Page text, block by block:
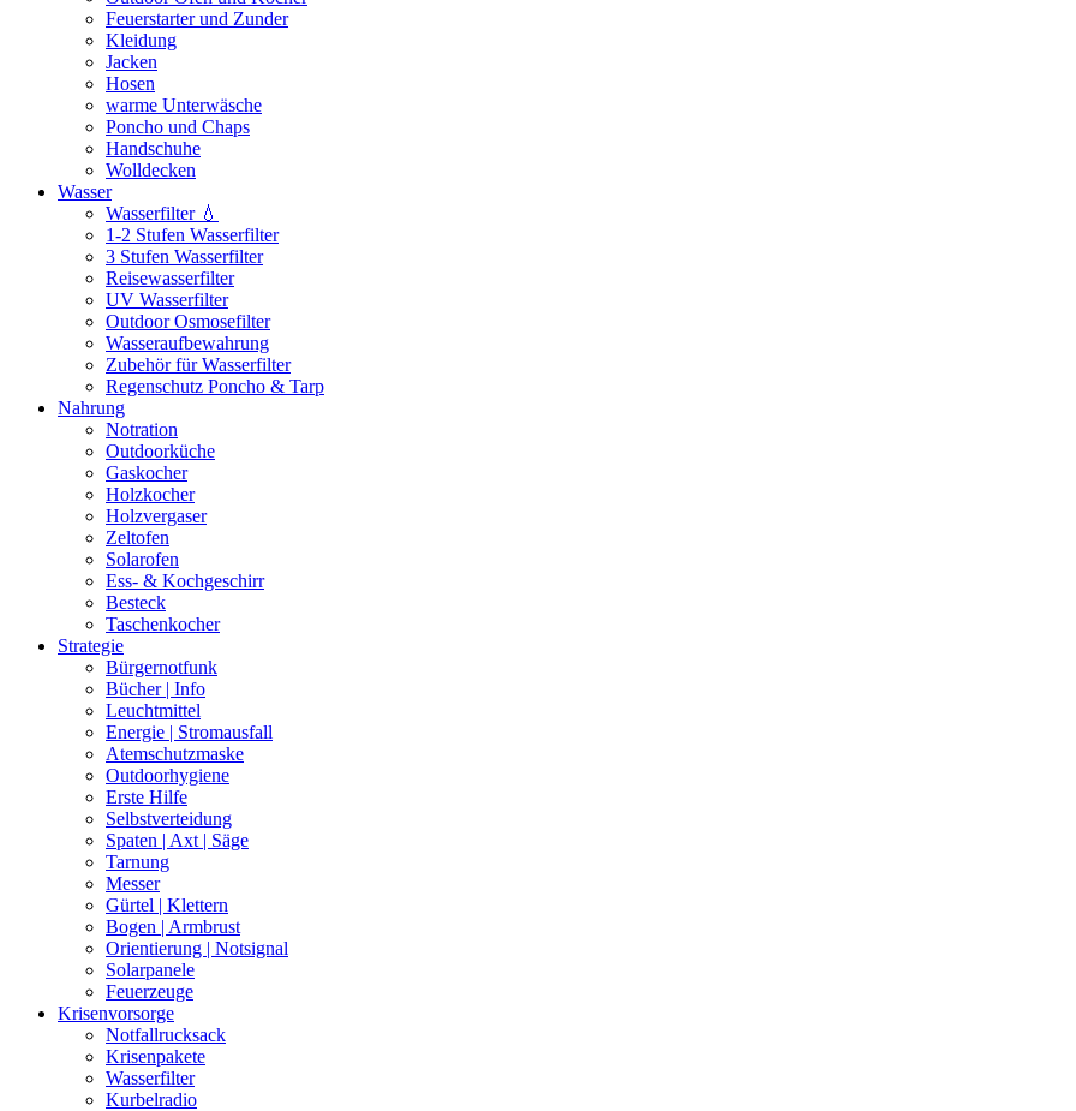
Feuerstarter und Zunder
Kleidung
Jacken
Hosen
warme Unterwäsche
Poncho und Chaps
Handschuhe
Wolldecken
Wasser
Wasserfilter 💧
1-2 Stufen Wasserfilter
3 Stufen Wasserfilter
Reisewasserfilter
UV Wasserfilter
Outdoor Osmosefilter
Wasseraufbewahrung
Zubehör für Wasserfilter
Regenschutz Poncho & Tarp
Nahrung
Notration
Outdoorküche
Gaskocher
Holzkocher
Holzvergaser
Zeltofen
Solarofen
Ess- & Kochgeschirr
Besteck
Taschenkocher
Strategie
Bürgernotfunk
Bücher | Info
Leuchtmittel
Energie | Stromausfall
Atemschutzmaske
Outdoorhygiene
Erste Hilfe
Selbstverteidung
Spaten | Axt | Säge
Tarnung
Messer
Gürtel | Klettern
Bogen | Armbrust
Orientierung | Notsignal
Solarpanele
Feuerzeuge
Krisenvorsorge
Notfallrucksack
Krisenpakete
Wasserfilter
Kurbelradio